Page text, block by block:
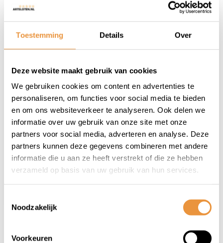
Toestemming Details Over
Deze website maakt gebruik van cookies
We gebruiken cookies om content en advertenties te
personaliseren, om functies voor social media te bieden
en om ons websiteverkeer te analyseren. Ook delen we
informatie over uw gebruik van onze site met onze
partners voor social media, adverteren en analyse. Deze
partners kunnen deze gegevens combineren met andere
informatie die u aan ze heeft verstrekt of die ze hebben
verzameld op basis van uw gebruik van hun services.
Noodzakelijk
Voorkeuren
(0)
Twinny Load
Oprijgoot E-
Carrier/Wing -
geschikt voor
modellen e-Carrier
tot 2018
Niet op voorraad
42,95